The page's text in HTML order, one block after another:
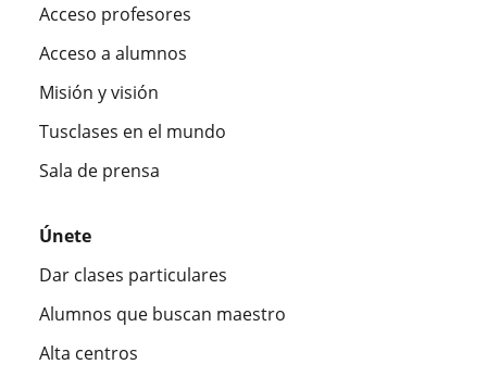
Acceso profesores
Acceso a alumnos
Misión y visión
Tusclases en el mundo
Sala de prensa
Únete
Dar clases particulares
Alumnos que buscan maestro
Alta centros